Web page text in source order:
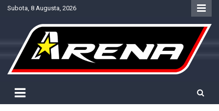
SkipSubota, 8 Augusta, 2026
NTV Arena